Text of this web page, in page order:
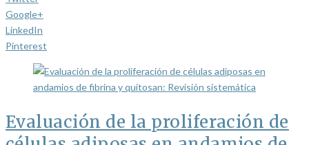
Google+
LinkedIn
Pinterest
Evaluación de la proliferación de